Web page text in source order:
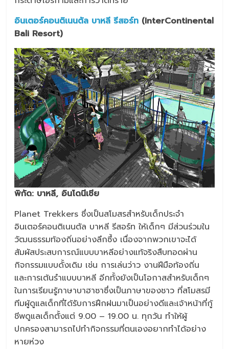
อินเตอร์คอนติเนนตัล บาหลี รีสอร์ท (InterContinental
Bali Resort)
พิกัด: บาหลี, อินโดนีเชีย
Planet Trekkers ซึ่งเป็นสโมสรสำหรับเด็กประจำ
อินเตอร์คอนติเนนตัล บาหลี รีสอร์ท ให้เด็กๆ มีส่วนร่วมใน
วัฒนธรรมท้องถิ่นอย่างลึกซึ้ง เนื่องจากพวกเขาจะได้
สัมผัสประสบการณ์แบบบาหลีอย่างแท้จริงสืบทอดผ่าน
กิจกรรมแบบดั้งเดิม เช่น การเล่นว่าว งานฝีมือท้องถิ่น
และการเต้นรำแบบบาหลี อีกทั้งยังเป็นโอกาสสำหรับเด็กๆ
ในการเรียนรู้ภาษาบาฮาซาซึ่งเป็นภาษาของชาว ที่สโมสรมี
ทีมผู้ดูแลเด็กที่ได้รับการฝึกฝนมาเป็นอย่างดีและเจ้าหน้าที่กู้
ชีพดูแลเด็กตั้งแต่ 9.00 – 19.00 น. ทุกวัน ทำให้ผู้
ปกครองสามารถไปทำกิจกรรมที่ตนเองอยากทำได้อย่าง
หายห่วง